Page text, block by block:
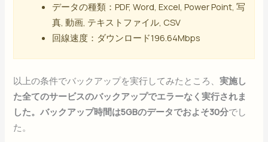
データの種類：PDF, Word, Excel, Power Point, 写
真, 動画, テキストファイル, CSV
回線速度：ダウンロード196.64Mbps
以上の条件でバックアップを実行してみたところ、実施し
た全てのサービスのバックアップでエラーなく実行されま
した。バックアップ時間は5GBのデータでおよそ30分でし
た。